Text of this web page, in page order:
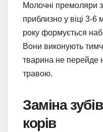
Молочні премоляри
приблизно у віці 3-6
року формується
Вони виконують
тварина не перейде
травою.
Заміна
корів